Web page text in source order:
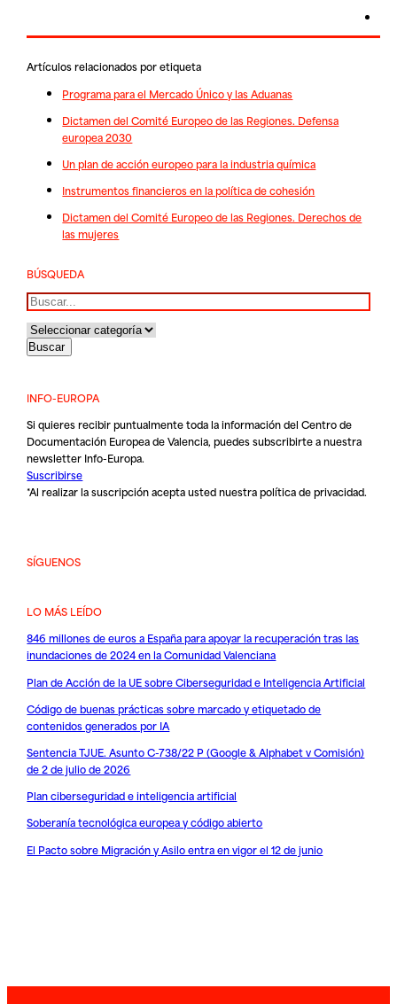
Artículos relacionados por etiqueta
Programa para el Mercado Único y las Aduanas
Dictamen del Comité Europeo de las Regiones. Defensa
europea 2030
Un plan de acción europeo para la industria química
Instrumentos financieros en la política de cohesión
Dictamen del Comité Europeo de las Regiones. Derechos de
las mujeres
BÚSQUEDA
Buscar
INFO-EUROPA
Si quieres recibir puntualmente toda la información del Centro de
Documentación Europea de Valencia, puedes subscribirte a nuestra
newsletter Info-Europa.
Suscribirse
*Al realizar la suscripción acepta usted nuestrapolítica de privacidad.
SÍGUENOS
LO MÁS LEÍDO
846 millones de euros a España para apoyar la recuperación tras las
inundaciones de 2024 en la Comunidad Valenciana
Plan de Acción de la UE sobre Ciberseguridad e Inteligencia Artificial
Código de buenas prácticas sobre marcado y etiquetado de
contenidos generados por IA
Sentencia TJUE. Asunto C-738/22 P (Google & Alphabet v Comisión)
de 2 de julio de 2026
Plan ciberseguridad e inteligencia artificial
Soberanía tecnológica europea y código abierto
El Pacto sobre Migración y Asilo entra en vigor el 12 de junio